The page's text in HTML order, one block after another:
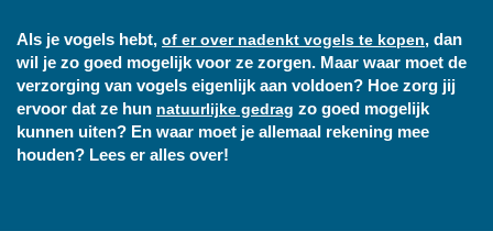
Als je vogels hebt, of er over nadenkt vogels te kopen, dan
wil je zo goed mogelijk voor ze zorgen. Maar waar moet de
verzorging van vogels eigenlijk aan voldoen? Hoe zorg jij
ervoor dat ze hun natuurlijke gedrag zo goed mogelijk
kunnen uiten? En waar moet je allemaal rekening mee
houden? Lees er alles over!